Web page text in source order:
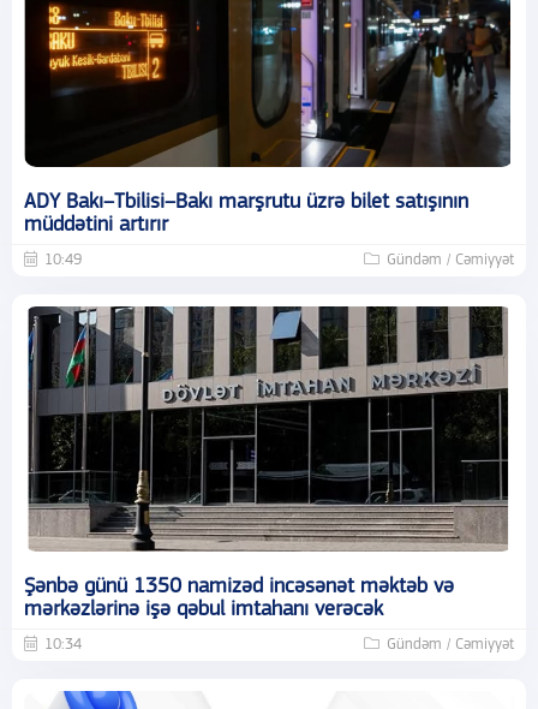
ADY Bakı–Tbilisi–Bakı marşrutu üzrə bilet satışının
müddətini artırır
10:49 Gündəm / Cəmiyyət
Şənbə günü 1350 namizəd incəsənət məktəb və
mərkəzlərinə işə qəbul imtahanı verəcək
10:34 Gündəm / Cəmiyyət